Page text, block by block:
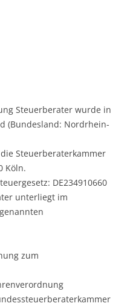
Steuerberater wurde in
(Bundesland: Nordrhein-
Steuerberaterkammer
Köln.
DE234910660
unterliegt im
zum